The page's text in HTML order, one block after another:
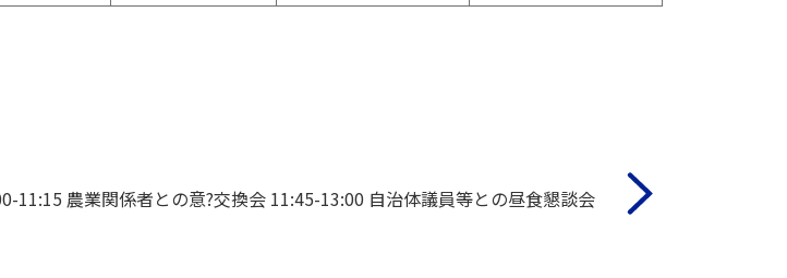
農業関係者との意?交換会 11:45-13:00 自治体議員等との昼食懇談会